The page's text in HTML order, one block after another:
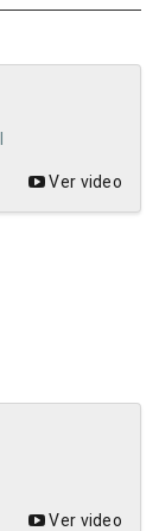
Ver video
Ver video